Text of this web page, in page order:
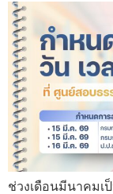
ช่วงเดือนมีนาคมเ